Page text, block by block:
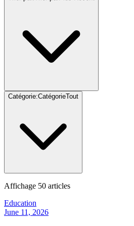
Catégorie:CatégorieTout
Affichage 50 articles
Education
June 11, 2026